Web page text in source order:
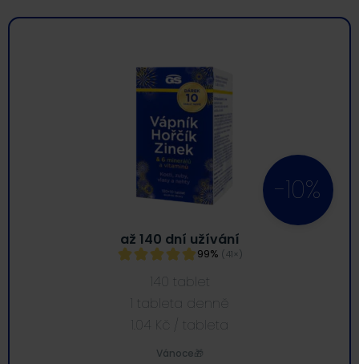
až 140 dní užívání
99% (41×)
140 tablet
1 tableta denně
1.04 Kč / tableta
Vánoce🎁
-10%